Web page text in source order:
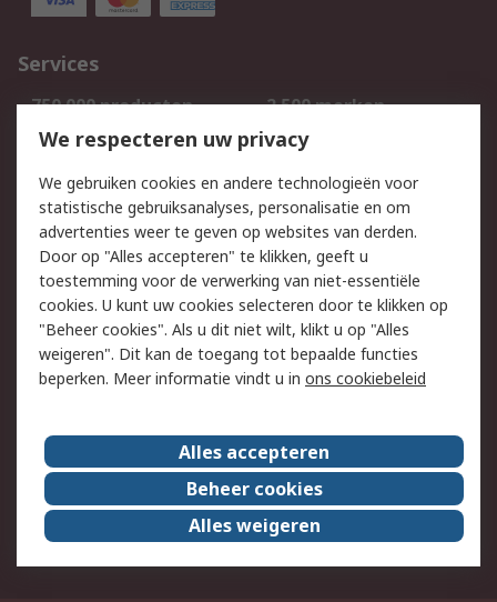
Services
750.000 producten
2.500 merken
Bestellen
Inkoopoplossingen
Track & Trace
Wettelijk
Cookiebeleid
Email veiligheid
Privacybeleid
Websitevoorwaarden
Algemene
verkoopvoorwaarden
Over RS
RS Group
Over ons
RS wereldwijd
Werken bij RS
ESG
We respecteren uw privacy
We gebruiken cookies en andere technologieën voor
statistische gebruiksanalyses, personalisatie en om
advertenties weer te geven op websites van derden.
Door op "Alles accepteren" te klikken, geeft u
toestemming voor de verwerking van niet-essentiële
cookies. U kunt uw cookies selecteren door te klikken op
"Beheer cookies". Als u dit niet wilt, klikt u op "Alles
weigeren". Dit kan de toegang tot bepaalde functies
beperken. Meer informatie vindt u in ons cookiebeleid
Alles accepteren
Beheer cookies
Alles weigeren